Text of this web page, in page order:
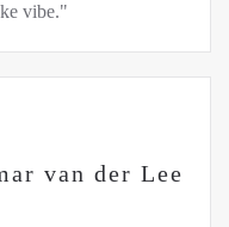
vibe."
van der Lee